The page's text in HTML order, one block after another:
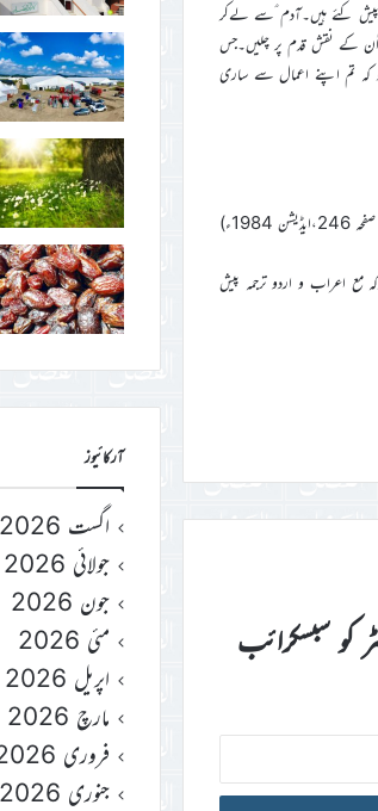
پیش کئے ہیں۔آدم ؑسے لےکر
اُن کے نقش قدم پر چلیں۔جس
کہ تم اپنے اعمال سے ساری
1984ء)
مع اعراب و اردو ترجمہ پیش
کو سبسکرائب
آرکائیوز
اگست 2026
جولائی 2026
جون 2026
مئی 2026
اپریل 2026
مارچ 2026
فروری 2026
جنوری 2026